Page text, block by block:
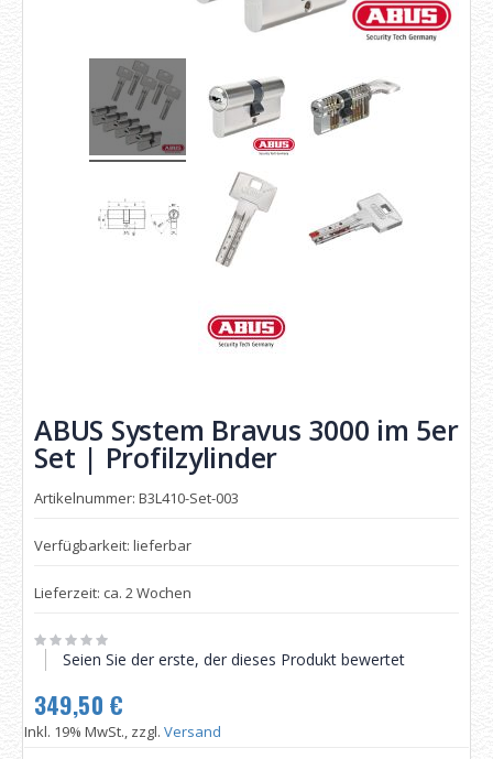
ABUS System Bravus 3000 im 5er
Set | Profilzylinder
Artikelnummer: B3L410-Set-003
Verfügbarkeit: lieferbar
Lieferzeit: ca. 2 Wochen
Seien Sie der erste, der dieses Produkt bewertet
349,50 €
Inkl. 19% MwSt., zzgl. Versand